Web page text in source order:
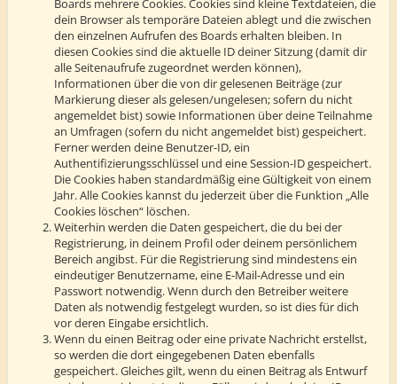
Boards mehrere Cookies. Cookies sind kleine Textdateien, die
dein Browser als temporäre Dateien ablegt und die zwischen
den einzelnen Aufrufen des Boards erhalten bleiben. In
diesen Cookies sind die aktuelle ID deiner Sitzung (damit dir
alle Seitenaufrufe zugeordnet werden können),
Informationen über die von dir gelesenen Beiträge (zur
Markierung dieser als gelesen/ungelesen; sofern du nicht
angemeldet bist) sowie Informationen über deine Teilnahme
an Umfragen (sofern du nicht angemeldet bist) gespeichert.
Ferner werden deine Benutzer-ID, ein
Authentifizierungsschlüssel und eine Session-ID gespeichert.
Die Cookies haben standardmäßig eine Gültigkeit von einem
Jahr. Alle Cookies kannst du jederzeit über die Funktion „Alle
Cookies löschen“ löschen.
Weiterhin werden die Daten gespeichert, die du bei der
Registrierung, in deinem Profil oder deinem persönlichem
Bereich angibst. Für die Registrierung sind mindestens ein
eindeutiger Benutzername, eine E-Mail-Adresse und ein
Passwort notwendig. Wenn durch den Betreiber weitere
Daten als notwendig festgelegt wurden, so ist dies für dich
vor deren Eingabe ersichtlich.
Wenn du einen Beitrag oder eine private Nachricht erstellst,
so werden die dort eingegebenen Daten ebenfalls
gespeichert. Gleiches gilt, wenn du einen Beitrag als Entwurf